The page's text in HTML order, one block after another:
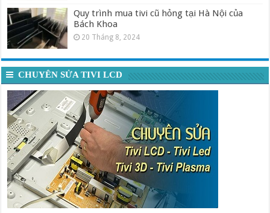
Quy trình mua tivi cũ hỏng tại Hà Nội của
Bách Khoa
20 Tháng 8, 2024
CHUYÊN SỬA TIVI LCD